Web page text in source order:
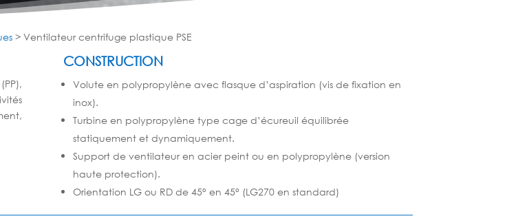
>Ventilateur centrifuge plastique PSE
CONSTRUCTION
Volute en polypropylène avec flasque d’aspiration (vis de fixation en
inox).
Turbine en polypropylène type cage d’écureuil équilibrée
statiquement et dynamiquement.
Support de ventilateur en acier peint ou en polypropylène (version
haute protection).
Orientation LG ou RD de 45° en 45° (LG270 en standard)